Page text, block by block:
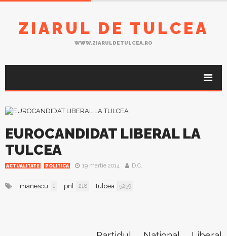
ZIARUL DE TULCEA
WWW.ZIARULDETULCEA.RO
EUROCANDIDAT LIBERAL LA
TULCEA
ACTUALITATE POLITICA 19 martie 2014 D.C.
manescu 1 pnl 218 tulcea 5259